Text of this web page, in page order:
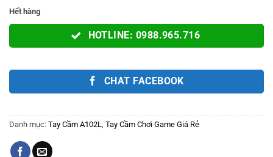
Hết hàng
HOTLINE: 0988.965.716
CHAT FACEBOOK
Danh mục: Tay Cầm A102L Tay Cầm Chơi Game Giá Rẻ